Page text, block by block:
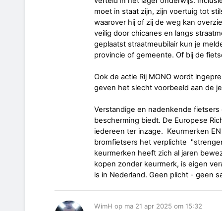
moet in staat zijn, zijn voertuig tot
waarover hij of zij de weg kan
veilig door chicanes en langs
geplaatst straatmeubilair kun je
provincie of gemeente. Of bij de
Ook de actie Rij MONO wordt
geven het slecht voorbeeld aan de
Verstandige en nadenkende
bescherming biedt. De Europese
iedereen ter inzage. Keurmerken
bromfietsers het verplichte
keurmerken heeft zich al jaren
kopen zonder keurmerk, is eigen
is in Nederland. Geen plicht - geen
WimH op ma 21 apr 2025 om 15:32